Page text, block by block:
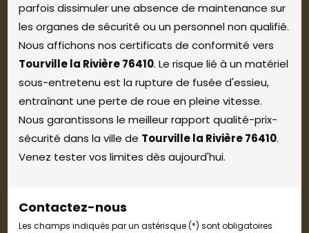
parfois dissimuler une absence de maintenance sur
les organes de sécurité ou un personnel non qualifié.
Nous affichons nos certificats de conformité vers
Tourville la Rivière 76410. Le risque lié à un matériel
sous-entretenu est la rupture de fusée d'essieu,
entraînant une perte de roue en pleine vitesse.
Nous garantissons le meilleur rapport qualité-prix-
sécurité dans la ville de Tourville la Rivière 76410.
Venez tester vos limites dès aujourd'hui.
Contactez-nous
Les champs indiqués par un astérisque (*) sont obligatoires